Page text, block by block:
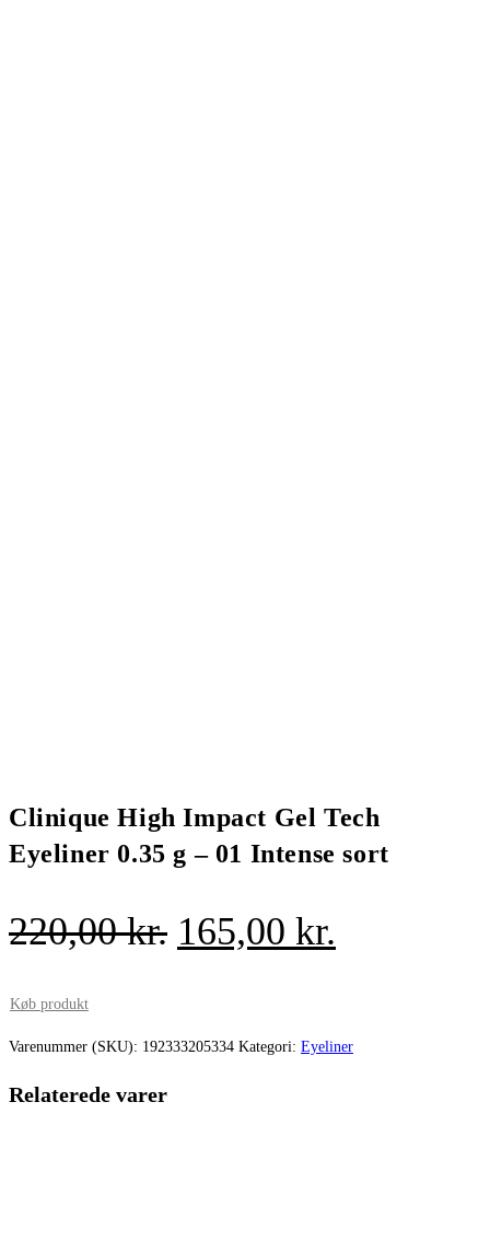
Clinique High Impact Gel Tech
Eyeliner 0.35 g – 01 Intense sort
220,00kr. Den
var:
165,00 kr.
er:
Køb produkt
Varenummer (SKU): 192333205334 Kategori: Eyeliner
Relaterede varer